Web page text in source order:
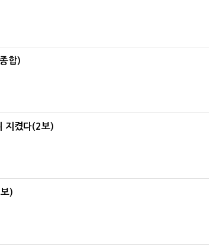
합)
지켰다(2보)
)